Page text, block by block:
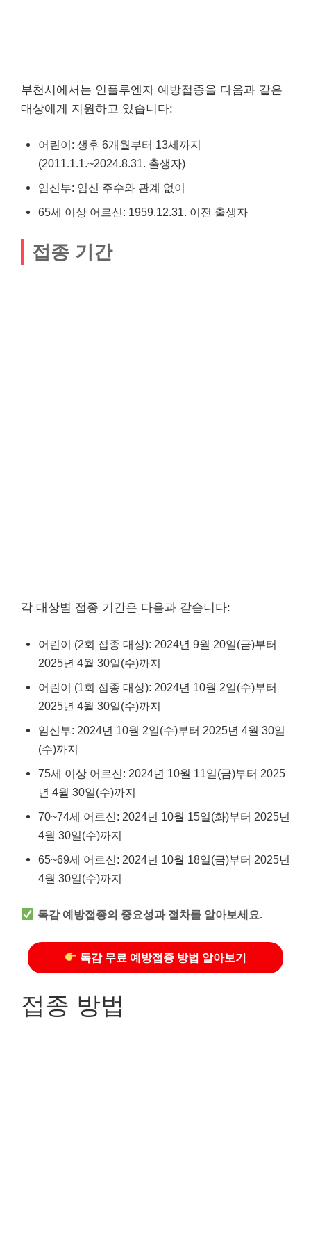
부천시에서는 인플루엔자 예방접종을 다음과 같은
대상에게 지원하고 있습니다:
어린이: 생후 6개월부터 13세까지
(2011.1.1.~2024.8.31. 출생자)
임신부: 임신 주수와 관계 없이
65세 이상 어르신: 1959.12.31. 이전 출생자
접종 기간
각 대상별 접종 기간은 다음과 같습니다:
어린이 (2회 접종 대상): 2024년 9월 20일(금)부터
2025년 4월 30일(수)까지
어린이 (1회 접종 대상): 2024년 10월 2일(수)부터
2025년 4월 30일(수)까지
임신부: 2024년 10월 2일(수)부터 2025년 4월 30일
(수)까지
75세 이상 어르신: 2024년 10월 11일(금)부터 2025
년 4월 30일(수)까지
70~74세 어르신: 2024년 10월 15일(화)부터 2025년
4월 30일(수)까지
65~69세 어르신: 2024년 10월 18일(금)부터 2025년
4월 30일(수)까지
독감 예방접종의 중요성과 절차를 알아보세요.
독감 무료 예방접종 방법 알아보기
접종 방법